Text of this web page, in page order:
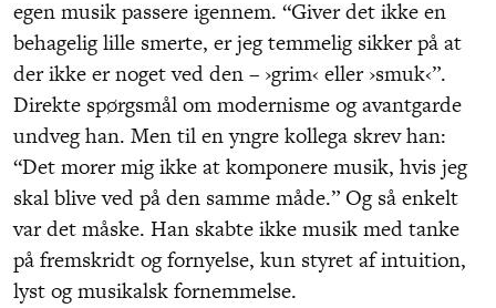
egen musik passere igennem. “Giver det ikke en
behagelig lille smerte, er jeg temmelig sikker på at
der ikke er noget ved den – ›grim‹ eller ›smuk‹”.
Direkte spørgsmål om modernisme og avantgarde
undveg han. Men til en yngre kollega skrev han:
“Det morer mig ikke at komponere musik, hvis jeg
skal blive ved på den samme måde.” Og så enkelt
var det måske. Han skabte ikke musik med tanke
på fremskridt og fornyelse, kun styret af intuition,
lyst og musikalsk fornemmelse.